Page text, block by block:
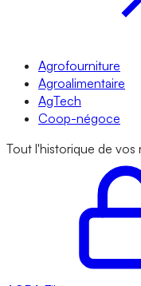
Agrofourniture
Agroalimentaire
AgTech
Coop-négoce
Tout l'historique de vos